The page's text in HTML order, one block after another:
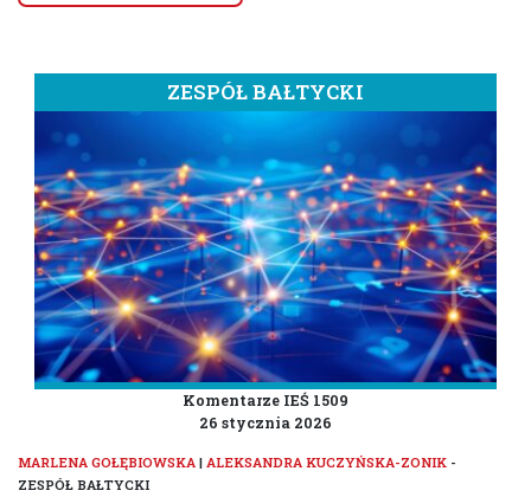
ZESPÓŁ BAŁTYCKI
Komentarze IEŚ 1509
26 stycznia 2026
MARLENA GOŁĘBIOWSKA | ALEKSANDRA KUCZYŃSKA-ZONIK -
ZESPÓŁ BAŁTYCKI